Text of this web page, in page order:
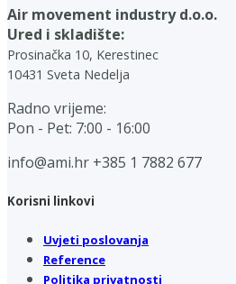
Air movement industry d.o.o.
Ured i skladište:
Prosinačka 10, Kerestinec
10431 Sveta Nedelja
Radno vrijeme:
Pon - Pet: 7:00 - 16:00
info@ami.hr +385 1 7882 677
Korisni linkovi
Uvjeti poslovanja
Reference
Politika privatnosti